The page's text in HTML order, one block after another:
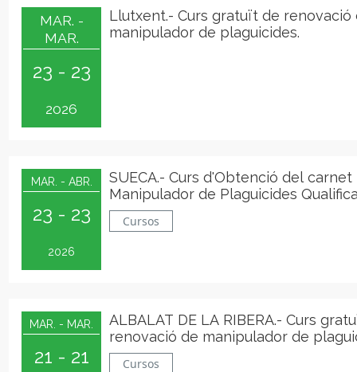
MAR. -
MAR.
23 - 23
2026
Llutxent.- Curs gratuït de renovació
manipulador de plaguicides.
MAR. - ABR.
23 - 23
2026
SUECA.- Curs d'Obtenció del carnet
Manipulador de Plaguicides
presencial
Cursos
MAR. - MAR.
21 - 21
ALBALAT DE LA RIBERA.- Curs
renovació de manipulador de
Cursos